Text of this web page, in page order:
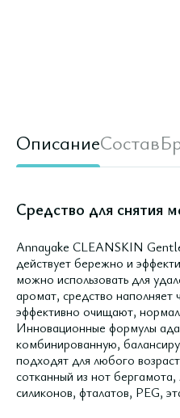
ОписаниеСостав
Средство для снятия
Annayake CLEANSKIN
действует бережно и
можно использовать для
аромат, средство
эффективно очищают,
Инновационные формулы
комбинированную,
подходят для любого
сотканный из нот
силиконов, фталатов, PEG,